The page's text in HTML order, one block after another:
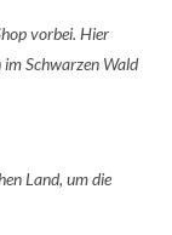
vorbei. Hier
im Schwarzen Wald
Land, um die